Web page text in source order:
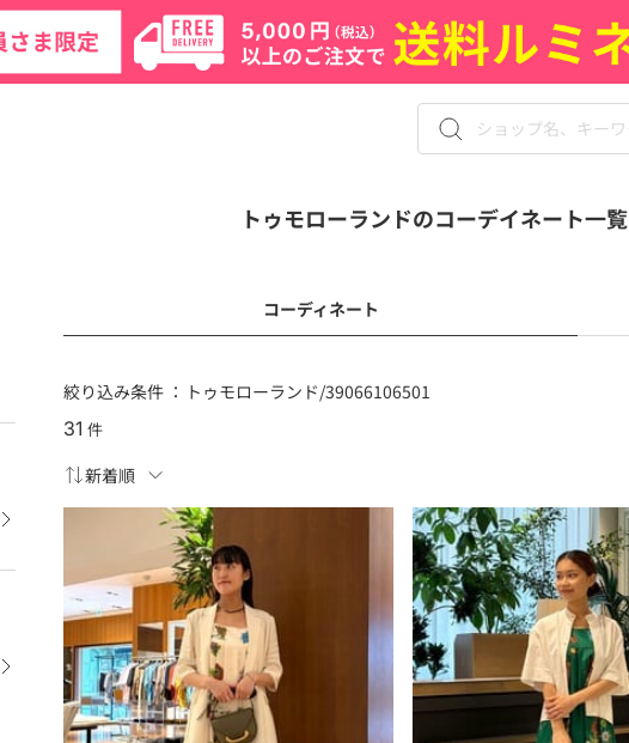
トゥモローランドのコーデイネート一覧
コーディネート
絞り込み条件 ： トゥモローランド/39066106501
31 件